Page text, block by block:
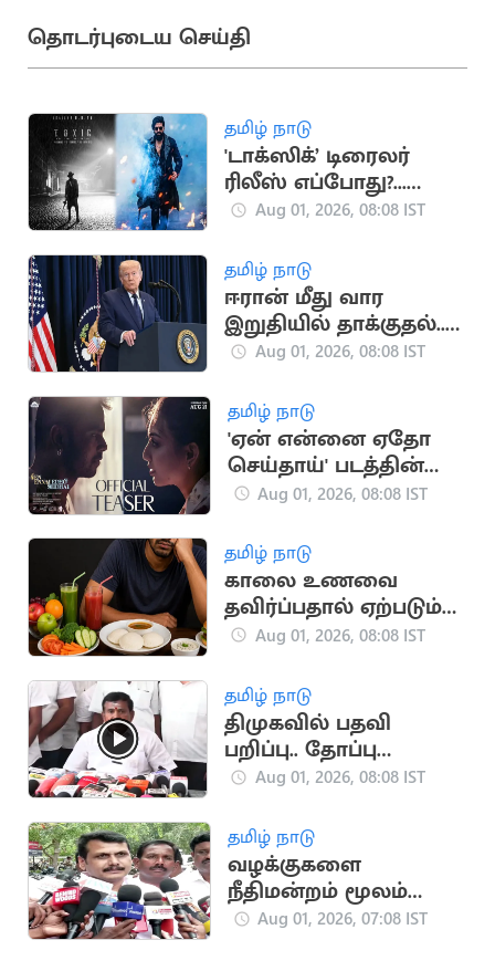
தொடர்புடைய செய்தி
தமிழ் நாடு
'டாக்ஸிக்’ டிரைலர்
ரிலீஸ் எப்போது?...
அதிகாரப்பூர்வ
உற்சாகத்தில் ரசிகர்கள்
Aug 01, 2026, 08:08 IST
தமிழ் நாடு
ஈரான் மீது வார
இறுதியில் தாக்குதல்..
டிரம்ப் உத்தரவால்
Aug 01, 2026, 08:08 IST
தமிழ் நாடு
'ஏன் என்னை ஏதோ
செய்தாய்' படத்தின்
டீசர் வெளியீடு
Aug 01, 2026, 08:08 IST
தமிழ் நாடு
காலை உணவை
தவிர்ப்பதால் ஏற்படும்
பாதிப்புகள்
Aug 01, 2026, 08:08 IST
தமிழ் நாடு
திமுகவில் பதவி
பறிப்பு.. தோப்பு
வெங்கடாசலம்
Aug 01, 2026, 08:08 IST
தமிழ் நாடு
வழக்குகளை
நீதிமன்றம் மூலம்
எதிர்கொள்வேன் -
Aug 01, 2026, 07:08 IST